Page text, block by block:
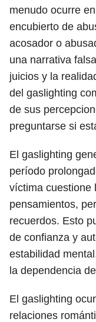
menudo ocurre
encubierto de
acosador o
una narrativa
juicios y la
del gaslighting
de sus
preguntarse si
El gaslighting
período
víctima cuestione
pensamientos,
recuerdos. Esto
de confianza y
estabilidad
la dependencia
El gaslighting
relaciones